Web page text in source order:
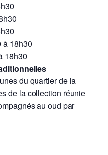
à 18h30
18h30
du quartier de la
de la collection réunie
au oud par